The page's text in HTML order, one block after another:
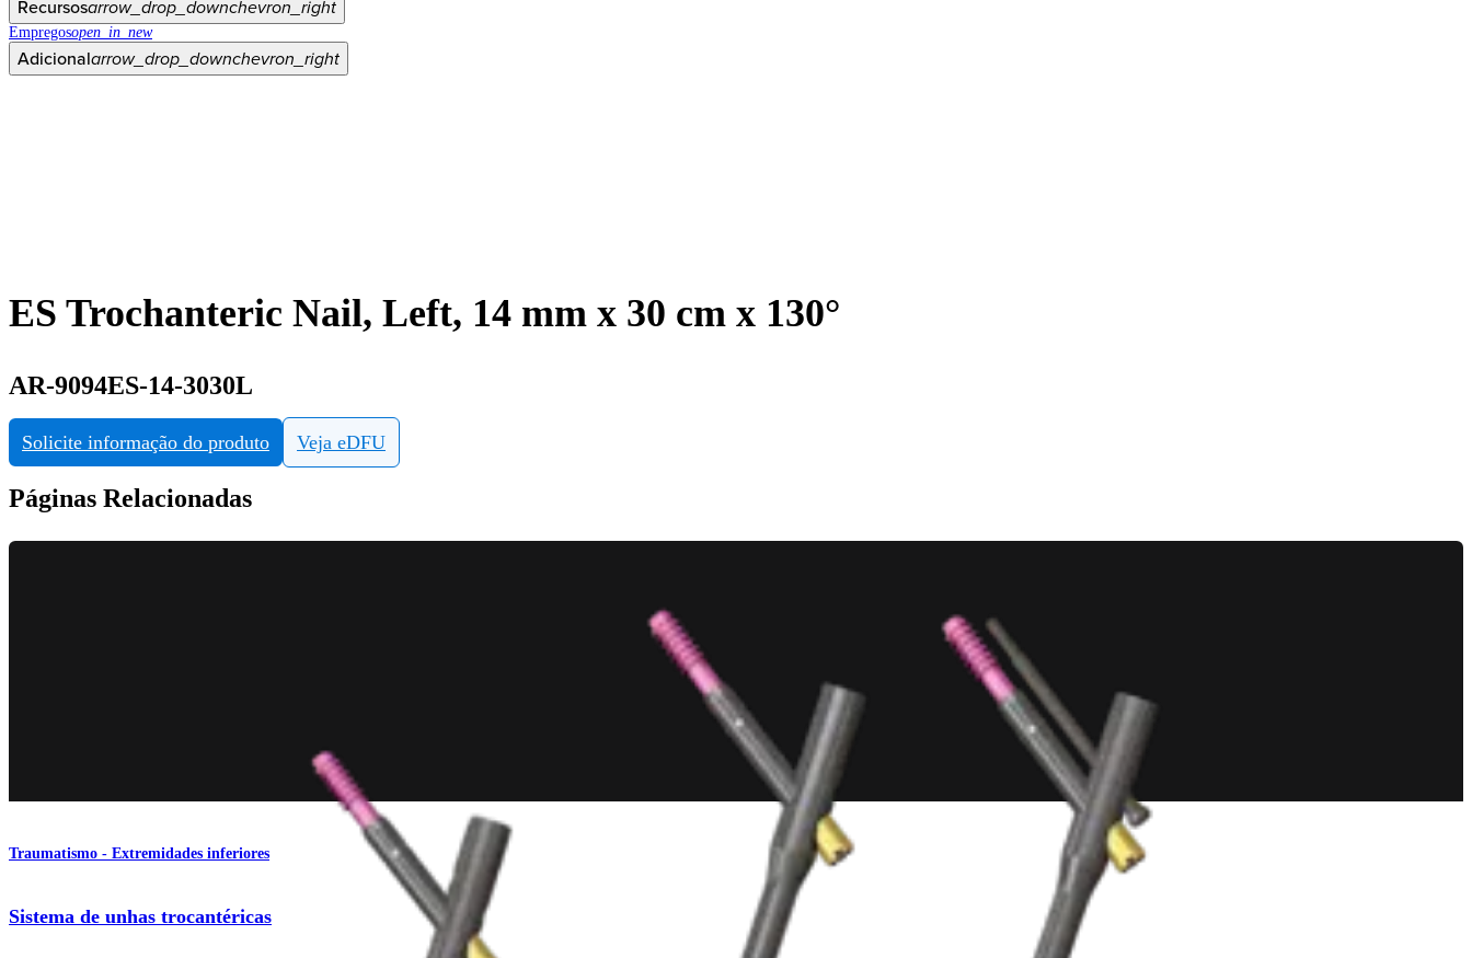
Recursosarrow_drop_downchevron_right
Empregosopen_in_new
Adicionalarrow_drop_downchevron_right
ES Trochanteric Nail, Left, 14 mm x 30 cm x 130°
AR-9094ES-14-3030L
Solicite informação do produto Veja eDFU
Páginas Relacionadas
Traumatismo - Extremidades inferiores
Sistema de unhas trocantéricas